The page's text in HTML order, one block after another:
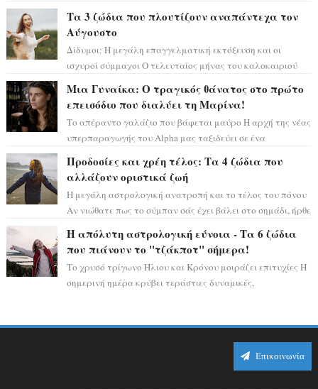
Τα 3 ζώδια που πλουτίζουν αναπάντεχα τον
Αύγουστο
Δίδυμοι: Η μεγάλη επαγγελματική εκτόξευση και οι
ισχυροί σύμμαχοι Ο τελευταίος μήνας του καλοκαιριού
Μια Γυναίκα: Ο τραγικός θάνατος στο πρώτο
επεισόδιο που διαλύει τη Μαρίνα!
Το απέραντο γαλάζιο που βάφεται μαύρο Η αρχή της νέας
υπερπαραγωγής του Alpha μας ταξιδεύει σε ένα
Προδοσίες και χρέη τέλος: Τα 4 ζώδια που
αλλάζουν οριστικά ζωή
Η μεγάλη αστρολογική ανατροπή και το τέλος του πόνου
Αν νιώθατε πως το σύμπαν σάς έχει βάλει στο σημάδι, ήρθε
Η απόλυτη αστρολογική εύνοια - Τα 6 ζώδια
που πιάνουν το "τζάκποτ" σήμερα!
Το χρυσό τρίγωνο Ήλιου και Κρόνου μοιράζει επιτυχίες Η
σημερινή ημέρα κρύβει τεράστιες δυναμικές,
Επικοινωνία